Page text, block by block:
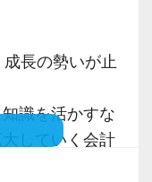
取り組む企業
認証制度」を
成長の勢いが止
識を活かすな
していく会計